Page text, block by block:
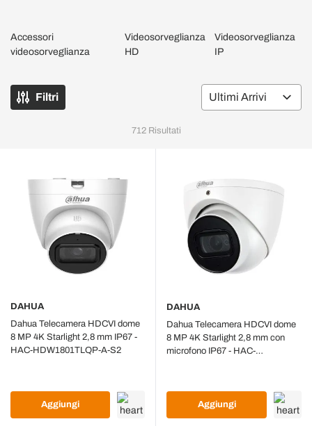
Accessori
videosorveglianza
Videosorveglianza
HD
Videosorveglianza
IP
Filtri
712Risultati
DAHUA
Dahua Telecamera HDCVI dome
8 MP 4K Starlight 2,8 mm IP67 -
HAC-HDW1801TLQP-A-S2
Aggiungi
DAHUA
Dahua Telecamera HDCVI dome
8 MP 4K Starlight 2,8 mm con
microfono IP67 - HAC-
Aggiungi